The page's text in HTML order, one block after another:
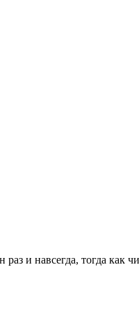
и навсегда, тогда как